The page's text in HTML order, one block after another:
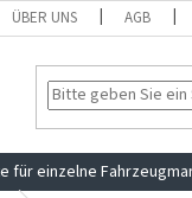
ÜBER UNS AGB
für einzelne